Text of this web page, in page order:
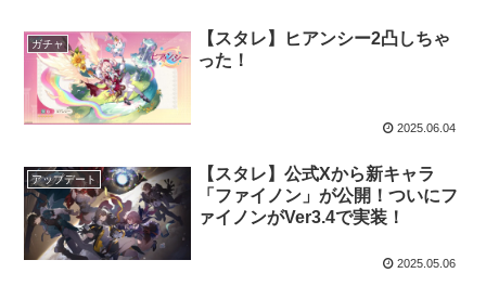
ガチャ
【スタレ】ヒアンシー2凸しちゃ
った！
2025.06.04
アップデート
【スタレ】公式Xから新キャラ
「ファイノン」が公開！ついにフ
ァイノンがVer3.4で実装！
2025.05.06